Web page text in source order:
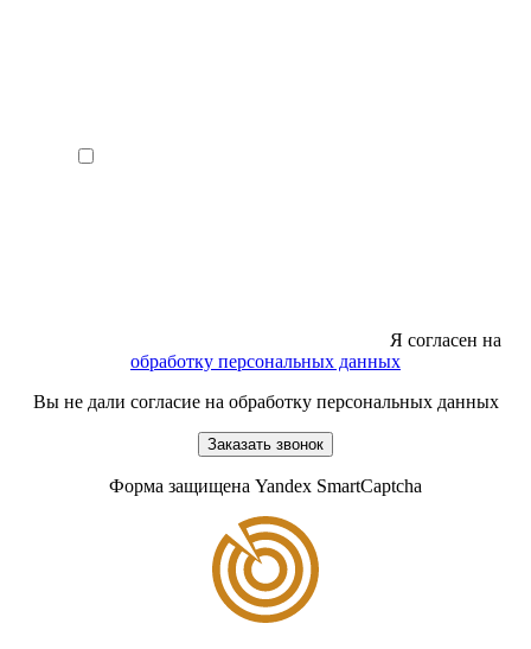
Я согласен на
обработку персональных данных
Вы не дали согласие на обработку персональных данных
Заказать звонок
Форма защищена Yandex SmartCaptcha